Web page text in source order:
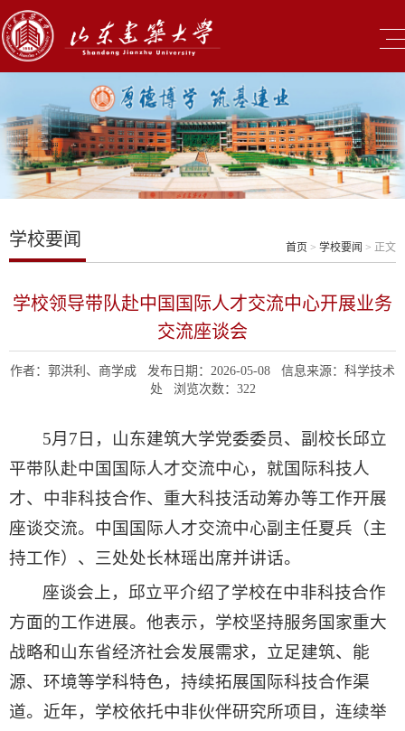
学校要闻 首页 > 学校要闻 > 正文
学校领导带队赴中国国际人才交流中心开展业务
交流座谈会
作者：郭洪利、商学成 发布日期：2026-05-08 信息来源：科学技术
处 浏览次数： 322
5月7日，山东建筑大学党委委员、副校长邱立
平带队赴中国国际人才交流中心，就国际科技人
才、中非科技合作、重大科技活动筹办等工作开展
座谈交流。中国国际人才交流中心副主任夏兵（主
持工作）、三处处长林瑶出席并讲话。
座谈会上，邱立平介绍了学校在中非科技合作
方面的工作进展。他表示，学校坚持服务国家重大
战略和山东省经济社会发展需求，立足建筑、能
源、环境等学科特色，持续拓展国际科技合作渠
道。近年，学校依托中非伙伴研究所项目，连续举